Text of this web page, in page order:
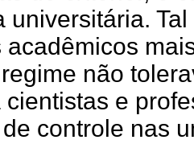
universitária.
acadêmicos
regime não
cientistas e
controle nas